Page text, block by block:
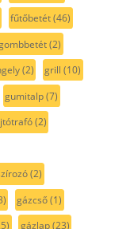
fűtőbetét(46)
(2)
(2) grill (10)
gumitalp(7)
(2)
(2)
gázcső(1)
gázlap(23)